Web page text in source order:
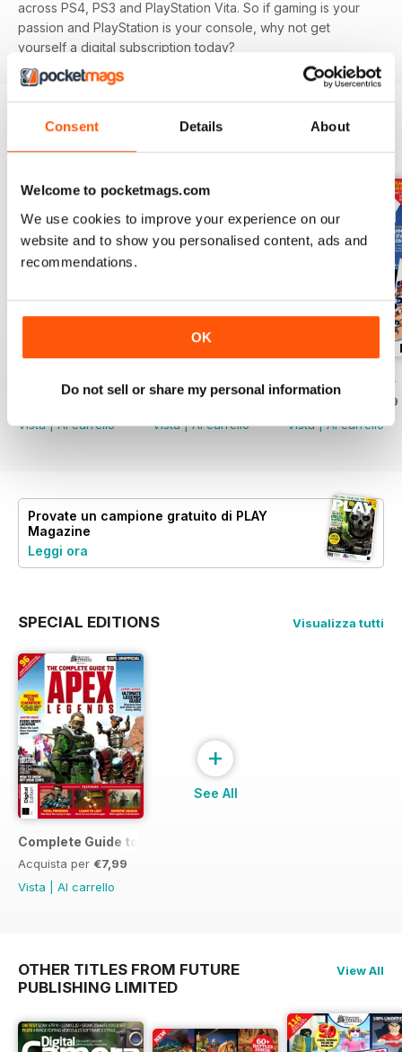
Consent Details About
Welcome to pocketmags.com
We use cookies to improve your experience on our
website and to show you personalised content, ads and
recommendations.
OK
Do not sell or share my personal information
across PS4, PS3 and PlayStation Vita. So if gaming is your
passion and PlayStation is your console, why not get
yourself a digital subscription today?
EDIZIONI INDIETRO
Vista|Al carrello
Acquista per
Vista|Al carrello
September 2024
€4,99
Vista|Al carrello
Provate un campione gratuito di PLAY
Magazine
Leggi ora
SPECIAL EDITIONS Visualizza tutti
Complete Guide to Apex Legends
Acquista per €7,99
Vista
Al carrello
+
See All
OTHER TITLES FROM FUTURE
PUBLISHING LIMITED
View All